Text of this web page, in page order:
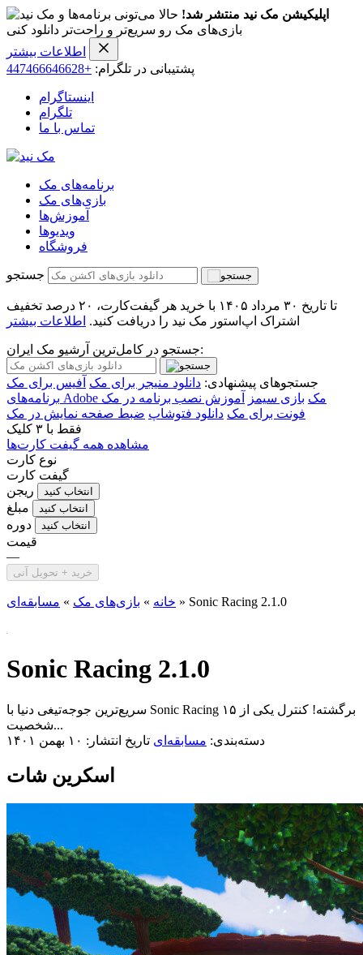
اپلیکیشن مک نید منتشر شد! حالا می‌تونی برنامه‌ها و
بازی‌های مک رو سریع‌تر و راحت‌تر دانلود کنی
اطلاعات بیشتر
پشتیبانی در تلگرام: +447466646628
اینستاگرام
تلگرام
تماس با ما
برنامه‌های مک
بازی‌های مک
آموزش‌ها
ویدیو‌ها
فروشگاه
جستجو
تا تاریخ ۳۰ مرداد ۱۴۰۵ با خرید هر گیفت‌کارت، ۲۰ درصد تخفیف
اشتراک اپ‌استور مک نید را دریافت کنید. اطلاعات بیشتر
جستجو در کامل‌ترین آرشیو مک ایران:
جستجوهای پیشنهادی: دانلود منیجر برای مک آفیس برای مک
برنامه‌های Adobe مک بازی سیمز
آموزش نصب برنامه در مک
فونت برای مک دانلود فتوشاپ ضبط صفحه نمایش در مک
فقط با ۳ کلیک
مشاهده همه گیفت کارت‌ها
نوع کارت
گیفت کارت
ریجن
انتخاب کنید
مبلغ انتخاب کنید
دوره انتخاب کنید
قیمت
—
خرید + تحویل آنی
خانه » بازی‌های مک » مسابقه‌ای » Sonic Racing 2.1.0
Sonic Racing 2.1.0
سریع‌ترین جوجه‌تیغی دنیا با Sonic Racing برگشته! کنترل یکی از ۱۵
شخصیت...
دسته‌بندی: مسابقه‌ای تاریخ انتشار: ۱۰ بهمن ۱۴۰۱
اسکرین شات